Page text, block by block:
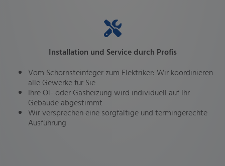
Installation und Service durch Profis
Vom Schornsteinfeger zum Elektriker: Wir koordinieren
alle Gewerke für Sie
Ihre Öl- oder Gasheizung wird individuell auf Ihr
Gebäude abgestimmt
Wir versprechen eine sorgfältige und termingerechte
Ausführung